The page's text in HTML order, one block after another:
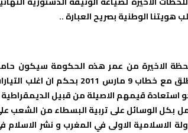
الاخيرة من عمر هذه الحكومة سيكون
لبصمات التيار الاسلامي بدون ادنى شك حيث هنا سيظهر فشل هذا المسار الذي انطلق مع خطاب 9 مارس 2011 بحكم ان
استعادة قيمهم الاصيلة من قبيل
بكل الوسائل على تربية البسطاء من الشعب
الاسلامية الاولى في المغرب و نشر الاسلام